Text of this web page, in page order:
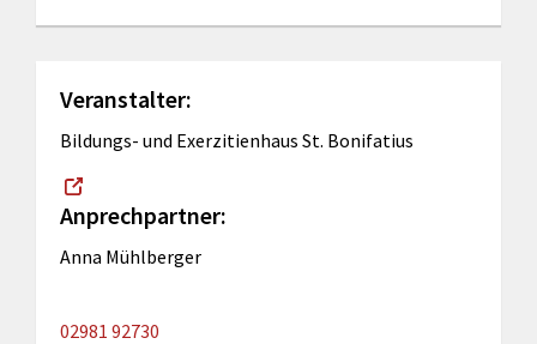
Veranstalter:
Bildungs- und Exerzitienhaus St. Bonifatius
Anprechpartner:
Anna Mühlberger
02981 92730